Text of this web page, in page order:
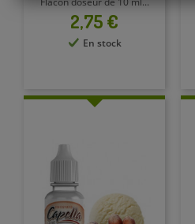
Prix
2,75 €
En stock